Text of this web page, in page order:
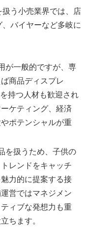
扱う小売業界では、店
バイヤーなど多岐に
が一般的ですが、専
商品ディスプレ
持つ人材も歓迎され
ケティング、経済
ポテンシャルが重
を扱うため、子供の
レンドをキャッチ
力的に提案する接
営ではマネジメン
ィブな発想力も重
ちます。